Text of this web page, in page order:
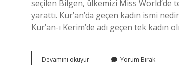
seçilen Bilgen, ülkemizi Miss World’de
yarattı. Kur’an’da geçen kadın ismi
Kur’an-ı Kerim’de adı geçen tek kadın
Devamını okuyun PeygamberYorum Bırak